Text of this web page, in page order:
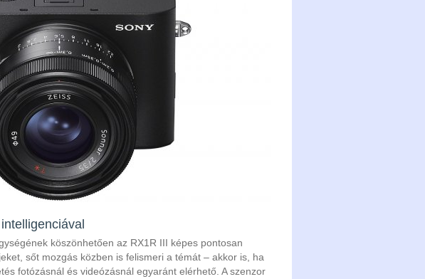
köszönhetően az RX1R III képes pontosan
sőt mozgás közben is felismeri a témát – akkor is, ha
fotózásnál és videózásnál egyaránt elérhető. A szenzor